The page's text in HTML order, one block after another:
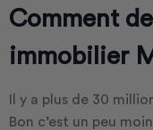
Comment
immobilier
Il y a plus de 30
Bon c’est un peu